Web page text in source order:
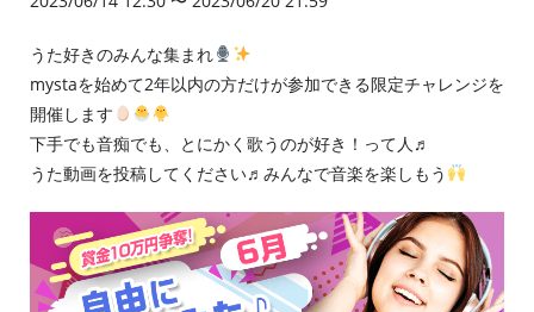
うた好きのみんな集まれ
mystaを始めて2年以内の方だけが参加できる限定チャレンジを
開催します
下手でも音痴でも、とにかく歌うのが好き！って人♬
うた動画を投稿してください♬みんなで音楽を楽しもう